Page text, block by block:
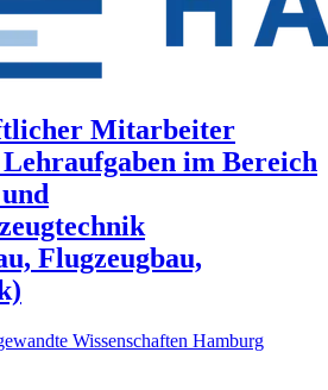
Mitarbeiter
im Bereich
Flugzeugbau,
Wissenschaften Hamburg